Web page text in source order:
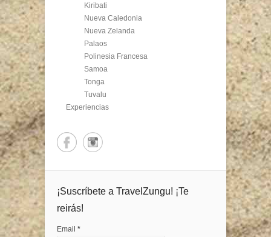
Kiribati
Nueva Caledonia
Nueva Zelanda
Palaos
Polinesia Francesa
Samoa
Tonga
Tuvalu
Experiencias
¡Suscríbete a TravelZungu! ¡Te
reirás!
Email *